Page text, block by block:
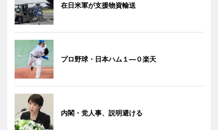
在日米軍が支援物資輸送
プロ野球・日本ハム１―０楽天
内閣・党人事、説明避ける